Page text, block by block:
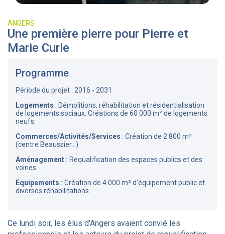
ANGERS
Une première pierre pour Pierre et
Marie Curie
Programme
Période du projet : 2016 - 2031
Logements : Démolitions, réhabilitation et résidentialisation
de logements sociaux. Créations de 60 000 m² de logements
neufs.
Commerces/Activités/Services : Création de 2 800 m²
(centre Beaussier...)
Aménagement : Requalification des espaces publics et des
voiries.
Équipements : Création de 4 000 m² d'équipement public et
diverses réhabilitations.
Ce lundi soir, les élus d'Angers avaient convié les